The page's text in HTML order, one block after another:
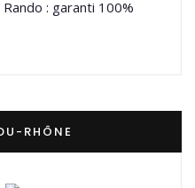
: garanti 100%
RHÔNE